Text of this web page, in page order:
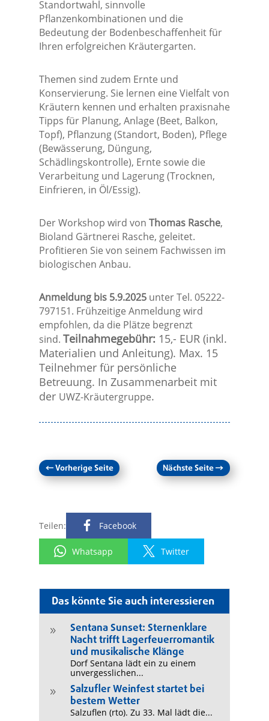
Das könnte Sie auch interessieren
9
Sentana Sunset: Sternenklare
Nacht trifft Lagerfeuerromantik
und musikalische Klänge
Dorf Sentana lädt ein zu einem
unvergesslichen...
9
Salzufler Weinfest startet bei
bestem Wetter
Salzuflen (rto). Zu 33. Mal lädt die...
Standortwahl, sinnvolle
Pflanzenkombinationen und die
Bedeutung der Bodenbeschaffenheit für
Ihren erfolgreichen Kräutergarten.
Themen sind zudem Ernte und
Konservierung. Sie lernen eine Vielfalt von
Kräutern kennen und erhalten praxisnahe
Tipps für Planung, Anlage (Beet, Balkon,
Topf), Pflanzung (Standort, Boden), Pflege
(Bewässerung, Düngung,
Schädlingskontrolle), Ernte sowie die
Verarbeitung und Lagerung (Trocknen,
Einfrieren, in Öl/Essig).
Der Workshop wird von Thomas Rasche,
Bioland Gärtnerei Rasche, geleitet.
Profitieren Sie von seinem Fachwissen im
biologischen Anbau.
Anmeldung bis 5.9.2025 unter Tel. 05222-
797151. Frühzeitige Anmeldung wird
empfohlen, da die Plätze begrenzt
sind. Teilnahmegebühr:15,- EUR (inkl.
Materialien und Anleitung). Max. 15
Teilnehmer für persönliche
Betreuung. In Zusammenarbeit mit
der UWZ-Kräutergruppe.
←Vorherige Seite Nächste Seite→
Teilen: Facebook
Whatsapp Twitter